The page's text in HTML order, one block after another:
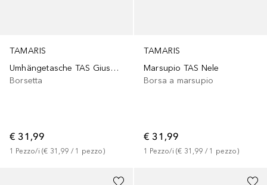
TAMARIS
Umhängetasche TAS Giuseppa
Borsetta
€ 31,99
1 Pezzo/i (€ 31,99 / 1 pezzo)
TAMARIS
Marsupio TAS Nele
Borsa a marsupio
€ 31,99
1 Pezzo/i (€ 31,99 / 1 pezzo)